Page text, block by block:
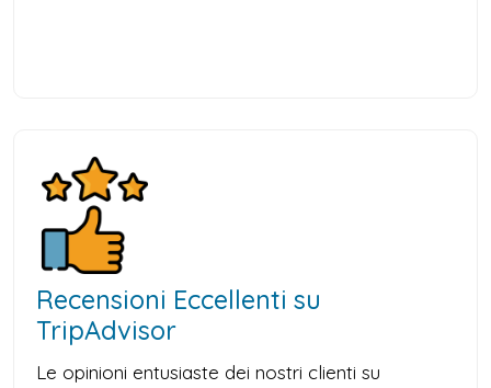
Recensioni Eccellenti su
TripAdvisor
Le opinioni entusiaste dei nostri clienti su